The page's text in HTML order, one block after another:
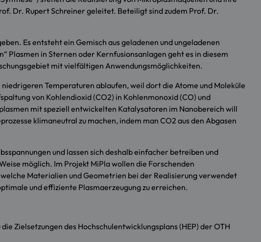
Dr. Rupert Schreiner geleitet. Beteiligt sind zudem Prof. Dr.
Es entsteht ein Gemisch aus geladenen und ungeladenen
Plasmen in Sternen oder Kernfusionsanlagen geht es in diesem
mit vielfältigen Anwendungsmöglichkeiten.
Temperaturen ablaufen, weil dort die Atome und Moleküle
von Kohlendioxid (CO2) in Kohlenmonoxid (CO) und
mit speziell entwickelten Katalysatoren im Nanobereich will
klimaneutral zu machen, indem man CO2 aus den Abgasen
und lassen sich deshalb einfacher betreiben und
möglich. Im Projekt MiPla wollen die Forschenden
Materialien und Geometrien bei der Realisierung verwendet
und effiziente Plasmaerzeugung zu erreichen.
Zielsetzungen des Hochschulentwicklungsplans (HEP) der OTH